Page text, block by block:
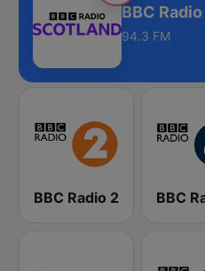
BBC
94.3 FM
BBC Radio 2